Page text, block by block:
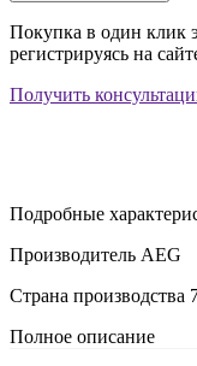
Покупка в один клик
регистрируясь на
Получить
Подробные
Производитель AEG
Страна производства
Полное описание